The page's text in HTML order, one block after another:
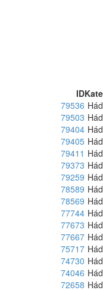
ID
79536
79503
79404
79405
79411
79373
79259
78589
78569
77744
77673
77667
75717
74730
74046
72658